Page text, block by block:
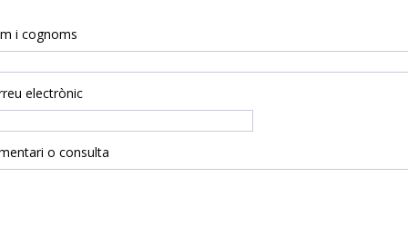
i cognoms
electrònic
o consulta